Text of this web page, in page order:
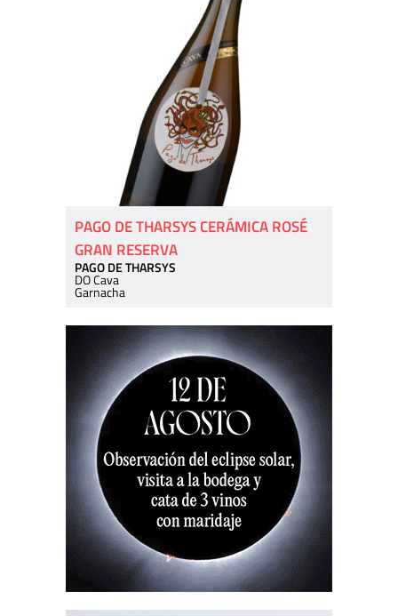
PAGO DE THARSYS CERÁMICA ROSÉ
GRAN RESERVA
PAGO DE THARSYS
DO Cava
Garnacha